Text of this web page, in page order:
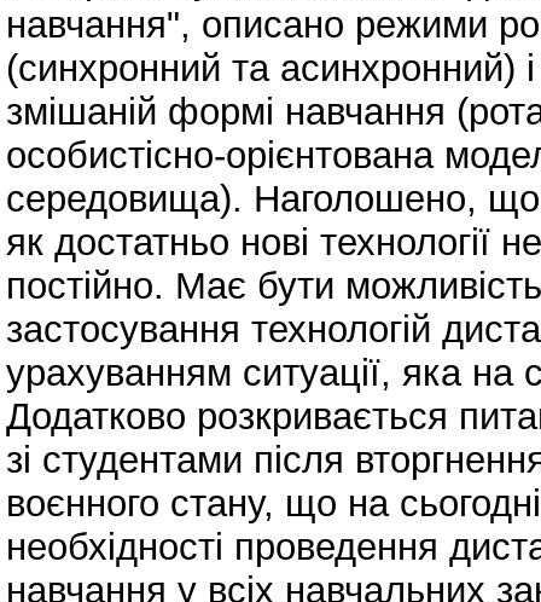
навчання", описано режими
(синхронний та асинхронний)
змішаній формі навчання
особистісно-орієнтована
середовища). Наголошено, що
як достатньо нові технології
постійно. Має бути
застосування технологій
урахуванням ситуації, яка на
Додатково розкривається
зі студентами після
воєнного стану, що на
необхідності проведення
навчання у всіх навчальних